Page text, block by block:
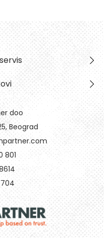
doo
Beograd
801